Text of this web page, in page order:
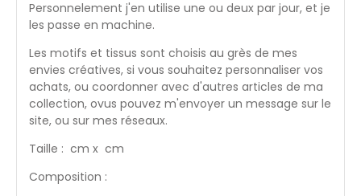
Personnelement j'en utilise une ou deux par jour, et je
les passe en machine.
Les motifs et tissus sont choisis au grès de mes
envies créatives, si vous souhaitez personnaliser vos
achats, ou coordonner avec d'autres articles de ma
collection, ovus pouvez m'envoyer un message sur le
site, ou sur mes réseaux.
Taille : cm x cm
Composition :